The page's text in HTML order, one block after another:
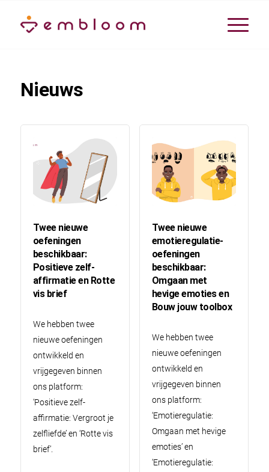
Nieuws
Twee nieuwe
oefeningen
beschikbaar:
Positieve zelf-
affirmatie en Rotte
vis brief
We hebben twee
nieuwe oefeningen
ontwikkeld en
vrijgegeven binnen
ons platform:
‘Positieve zelf-
affirmatie: Vergroot je
zelfliefde’ en ‘Rotte vis
brief’.
Twee nieuwe
emotieregulatie-
oefeningen
beschikbaar:
Omgaan met
hevige emoties en
Bouw jouw toolbox
We hebben twee
nieuwe oefeningen
ontwikkeld en
vrijgegeven binnen
ons platform:
‘Emotieregulatie:
Omgaan met hevige
emoties’ en
‘Emotieregulatie: